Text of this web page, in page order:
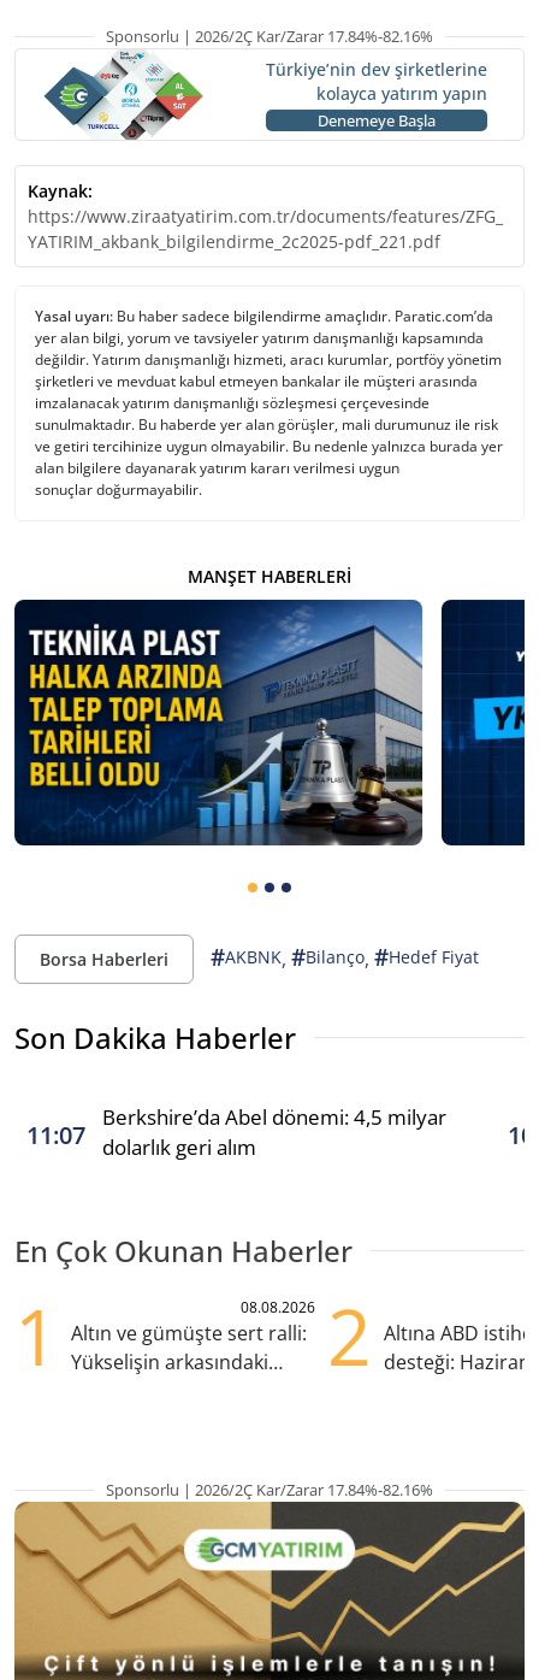
Sponsorlu | 2026/2Ç Kar/Zarar 17.84%-82.16%
Türkiye’nin dev şirketlerine
kolayca yatırım yapın
Denemeye Başla
Kaynak:
https://www.ziraatyatirim.com.tr/documents/features/ZFG_
YATIRIM_akbank_bilgilendirme_2c2025-pdf_221.pdf
Yasal uyarı: Bu haber sadece bilgilendirme amaçlıdır. Paratic.com’da
yer alan bilgi, yorum ve tavsiyeler yatırım danışmanlığı kapsamında
değildir. Yatırım danışmanlığı hizmeti, aracı kurumlar, portföy yönetim
şirketleri ve mevduat kabul etmeyen bankalar ile müşteri arasında
imzalanacak yatırım danışmanlığı sözleşmesi çerçevesinde
sunulmaktadır. Bu haberde yer alan görüşler, mali durumunuz ile risk
ve getiri tercihinize uygun olmayabilir. Bu nedenle yalnızca burada yer
alan bilgilere dayanarak yatırım kararı verilmesi uygun
sonuçlar doğurmayabilir.
MANŞET HABERLERI
Borsa Haberleri #AKBNK, #Bilanço, #Hedef Fiyat
Son Dakika Haberler
11:07
Berkshire’da Abel dönemi: 4,5 milyar
dolarlık geri alım
En Çok Okunan Haberler
1 08.08.2026
Altın ve gümüşte sert ralli:
Yükselişin arkasındaki
2
Altına ABD
desteği:
Sponsorlu | 2026/2Ç Kar/Zarar 17.84%-82.16%